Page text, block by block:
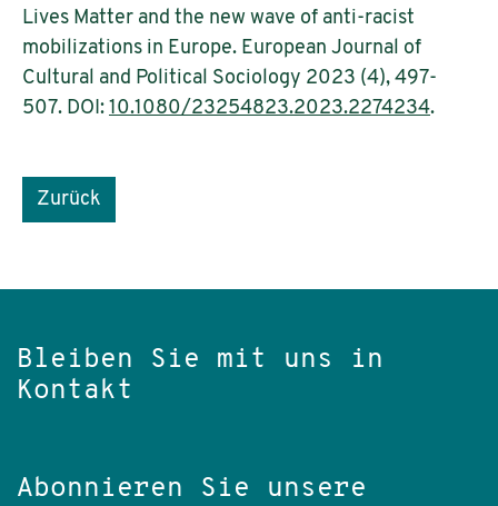
Lives Matter and the new wave of anti-racist
mobilizations in Europe. European Journal of
Cultural and Political Sociology 2023 (4), 497-
507. DOI: 10.1080/23254823.2023.2274234.
Zurück
Bleiben Sie mit uns in
Kontakt
Abonnieren Sie unsere